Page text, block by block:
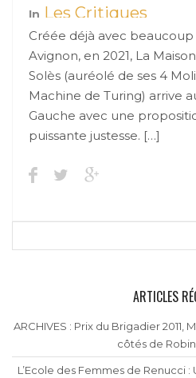
In Les Critiques
Créée déjà avec
Avignon, en 2021, La
Solès (auréolé de ses 4
Machine de Turing) arrive
Gauche avec une
puissante justesse. […]
ARTICLES
ARCHIVES : Prix du Brigadier 2011,
côtés de
L’Ecole des Femmes de Renucci